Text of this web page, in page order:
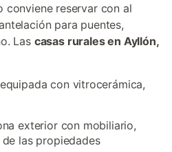
conviene reservar con al
para puentes,
Las casas rurales en Ayllón,
con vitrocerámica,
exterior con mobiliario,
las propiedades